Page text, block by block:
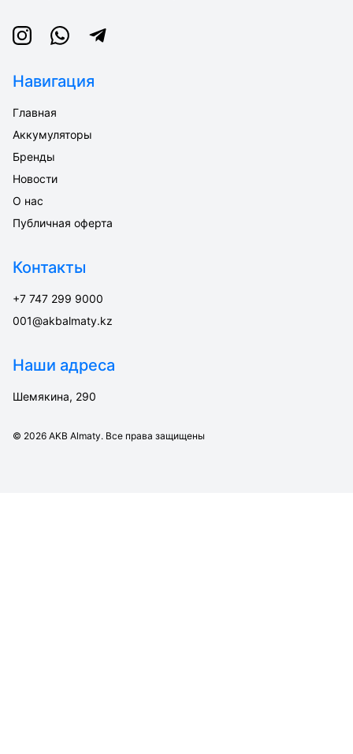
InstagramWhatsappTelegram
Навигация
Главная
Аккумуляторы
Бренды
Новости
О нас
Публичная оферта
Контакты
+7 747 299 9000
001@akbalmaty.kz
Наши адреса
Шемякина, 290
© 2026 AKB Almaty. Все права защищены